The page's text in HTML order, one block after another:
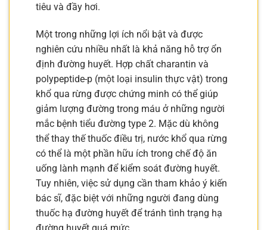
tiêu và đầy hơi.
Một trong những lợi ích nổi bật và được
nghiên cứu nhiều nhất là khả năng hỗ trợ ổn
định đường huyết. Hợp chất charantin và
polypeptide-p (một loại insulin thực vật) trong
khổ qua rừng được chứng minh có thể giúp
giảm lượng đường trong máu ở những người
mắc bệnh tiểu đường type 2. Mặc dù không
thể thay thế thuốc điều trị, nước khổ qua rừng
có thể là một phần hữu ích trong chế độ ăn
uống lành mạnh để kiểm soát đường huyết.
Tuy nhiên, việc sử dụng cần tham khảo ý kiến
bác sĩ, đặc biệt với những người đang dùng
thuốc hạ đường huyết để tránh tình trạng hạ